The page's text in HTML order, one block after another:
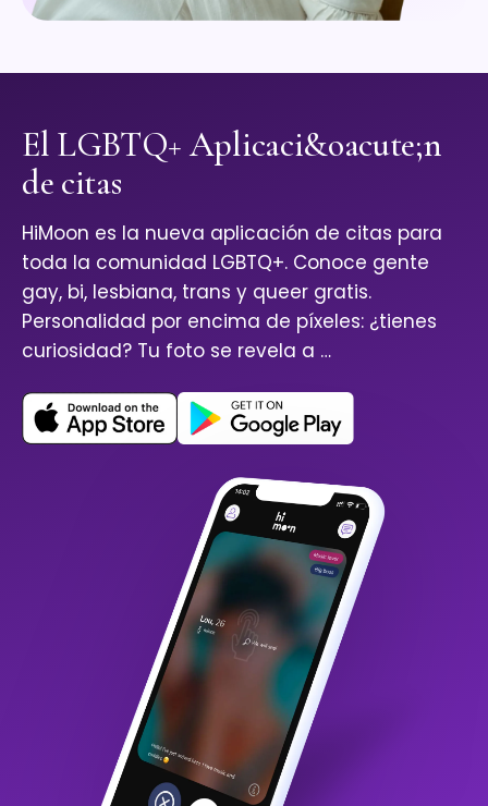
El LGBTQ+ Aplicaci&oacute;n
de citas
HiMoon es la nueva aplicación de citas para
toda la comunidad LGBTQ+. Conoce gente
gay, bi, lesbiana, trans y queer gratis.
Personalidad por encima de píxeles: ¿tienes
curiosidad? Tu foto se revela a …